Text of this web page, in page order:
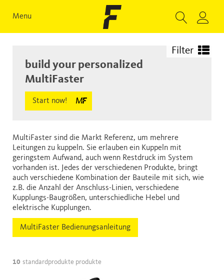
Menu
Filter
build your personalized
MultiFaster
Start now!
MultiFaster sind die Markt Referenz, um mehrere
Leitungen zu kuppeln. Sie erlauben ein Kuppeln mit
geringstem Aufwand, auch wenn Restdruck im System
vorhanden ist. Jedes der verschiedenen Produkte, bringt
auch verschiedene Kombination der Bauteile mit sich, wie
z.B. die Anzahl der Anschluss-Linien, verschiedene
Kupplungs-Baugrößen, unterschiedliche Hebel und
elektrische Kupplungen.
MultiFaster Bedienungsanleitung
10 standardprodukte produkte